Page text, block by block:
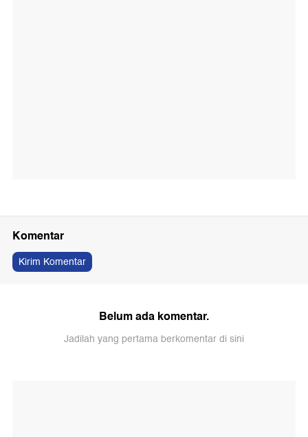
Komentar
Kirim Komentar
Belum ada komentar.
Jadilah yang pertama berkomentar di sini